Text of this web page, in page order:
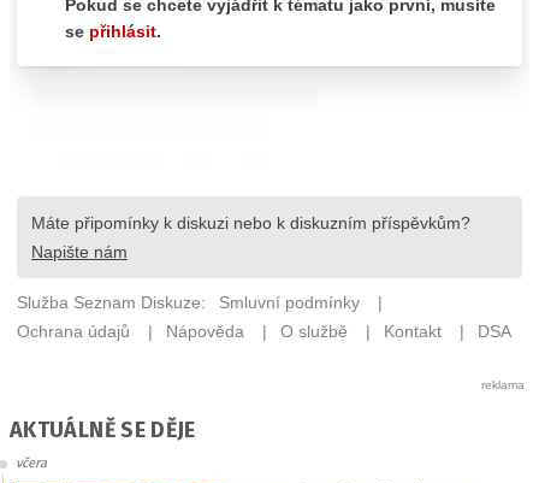
AKTUÁLNĚ SE DĚJE
včera